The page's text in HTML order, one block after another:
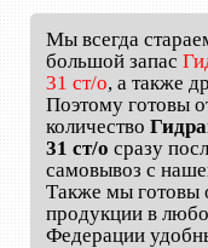
Мы всегда
большой запас
31 ст/о, а также
Поэтому готовы
количество
31 ст/о сразу
самовывоз с
Также мы готовы
продукции в
Федерации